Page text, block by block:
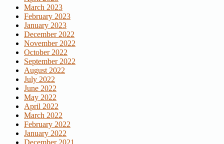
March 2023
February 2023
January 2023
December 2022
November 2022
October 2022
September 2022
August 2022
July 2022
June 2022
May 2022
April 2022
March 2022
February 2022
January 2022